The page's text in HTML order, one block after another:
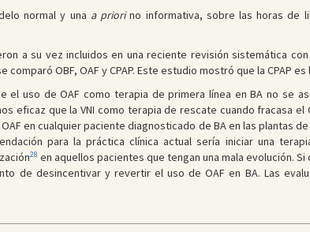
normal y una a priorino informativa, sobre las horas de
a su vez incluidos en una reciente revisión sistemática
OBF, OAF y CPAP. Este estudio mostró que la CPAP
el uso de OAF como terapia de primera línea en BA no se
eficaz que la VNI como terapia de rescate cuando fracasa
en cualquier paciente diagnosticado de BA en las plantas
para la práctica clínica actual sería iniciar una
28 en aquellos pacientes que tengan una mala evolución.
de desincentivar y revertir el uso de OAF en BA. Las